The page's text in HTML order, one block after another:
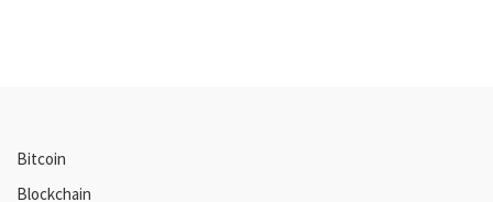
Bitcoin
Blockchain